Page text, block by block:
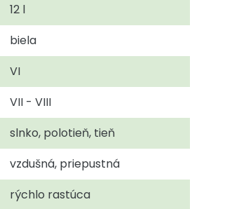
12 l
biela
VI
VII - VIII
slnko, polotieň, tieň
vzdušná, priepustná
rýchlo rastúca